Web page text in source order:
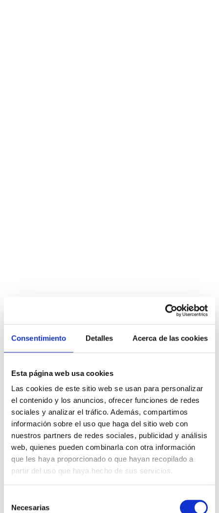
Consentimiento Detalles Acerca de las cookies
Esta página web usa cookies
Las cookies de este sitio web se usan para personalizar
el contenido y los anuncios, ofrecer funciones de redes
sociales y analizar el tráfico. Además, compartimos
información sobre el uso que haga del sitio web con
nuestros partners de redes sociales, publicidad y análisis
web, quienes pueden combinarla con otra información
que les haya proporcionado o que hayan recopilado a
partir del uso que haya hecho de sus servicios.
Necesarias
TERMOS ELÉCTRICOS